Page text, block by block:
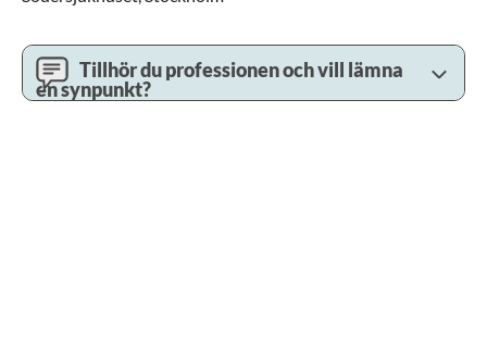
Tillhör du professionen och vill lämna
en synpunkt?